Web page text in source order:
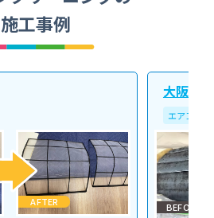
施工事例
AFTER
大阪北
エアコン
BEFORE